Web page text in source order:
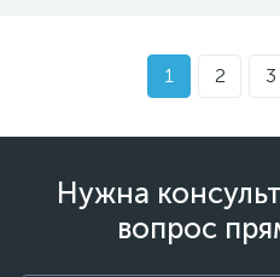
1 2 3
Нужна
вопрос